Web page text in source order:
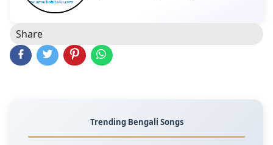
Share
Trending Bengali Songs